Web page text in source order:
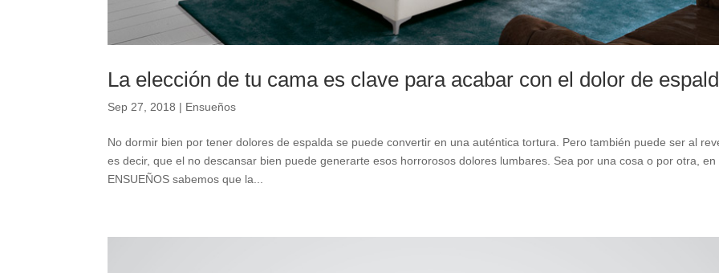
La elección de tu cama es clave para acabar con el dolor de
Sep 27, 2018 | Ensueños
No dormir bien por tener dolores de espalda se puede convertir en una auténtica tortura. Pero también puede ser al
es decir, que el no descansar bien puede generarte esos horrorosos dolores lumbares. Sea por una cosa o por otra, en
ENSUEÑOS sabemos que la...